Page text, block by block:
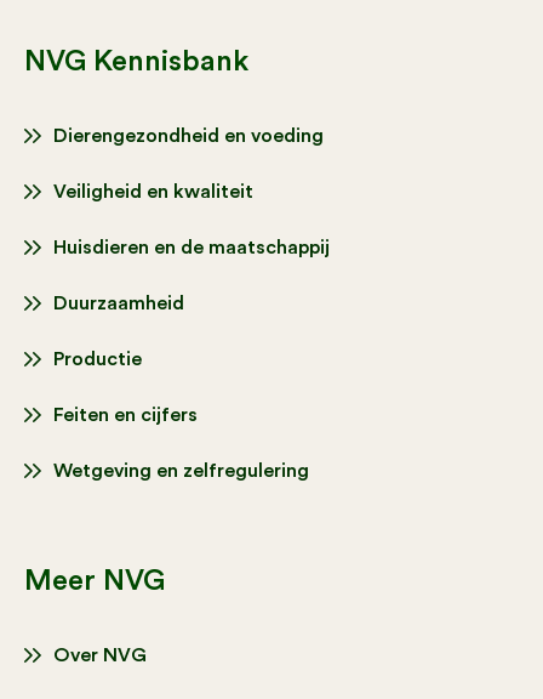
NVG Kennisbank
Dierengezondheid en voeding
Veiligheid en kwaliteit
Huisdieren en de maatschappij
Duurzaamheid
Productie
Feiten en cijfers
Wetgeving en zelfregulering
Meer NVG
Over NVG